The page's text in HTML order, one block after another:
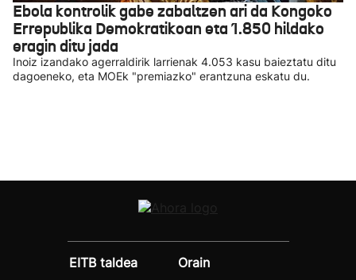
Ebola kontrolik gabe zabaltzen ari da Kongoko
Errepublika Demokratikoan eta 1.850 hildako
eragin ditu jada
Inoiz izandako agerraldirik larrienak 4.053 kasu baieztatu ditu
dagoeneko, eta MOEk "premiazko" erantzuna eskatu du.
EITB taldea
Orain